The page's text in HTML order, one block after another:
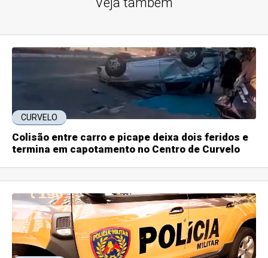
CURVELO
Colisão entre carro e picape deixa dois feridos e
termina em capotamento no Centro de Curvelo